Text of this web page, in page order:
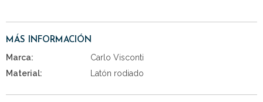
MÁS INFORMACIÓN
Marca:
Carlo Visconti
Material:
Latón rodiado